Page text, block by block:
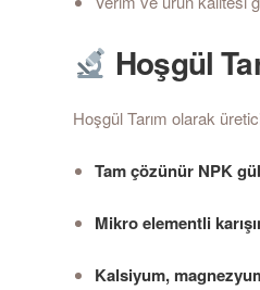
Hoşgül
Hoşgül Tarım olarak
Tam çözünür NPK
Mikro elementli
Kalsiyum,